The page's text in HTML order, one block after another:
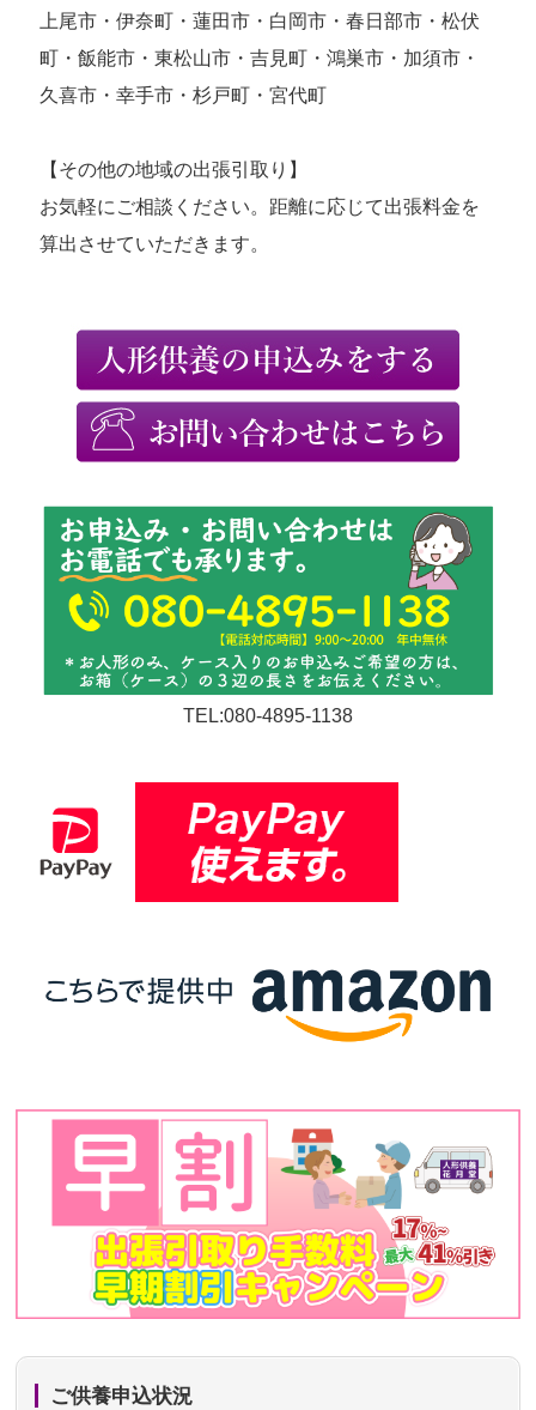
上尾市・伊奈町・蓮田市・白岡市・春日部市・松伏
町・飯能市・東松山市・吉見町・鴻巣市・加須市・
久喜市・幸手市・杉戸町・宮代町
【その他の地域の出張引取り】
お気軽にご相談ください。距離に応じて出張料金を
算出させていただきます。
TEL:080-4895-1138
ご供養申込状況